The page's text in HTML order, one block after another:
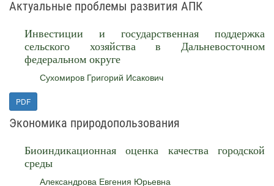
Актуальные проблемы развития АПК
Инвестиции и государственная поддержка
сельского хозяйства в Дальневосточном
федеральном округе
Сухомиров Григорий Исакович
PDF
Экономика природопользования
Биоиндикационная оценка качества городской
среды
Александрова Евгения Юрьевна